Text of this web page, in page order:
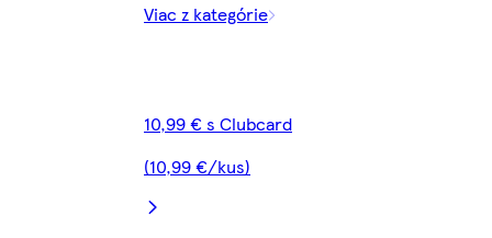
Viac z kategórie
10,99 € s Clubcard
(10,99 €/kus)